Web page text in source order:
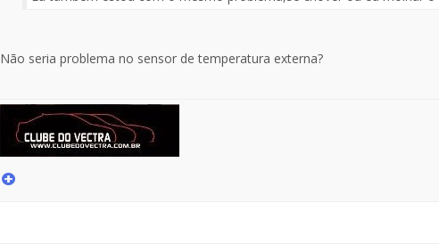
Não seria problema no sensor de temperatura externa?